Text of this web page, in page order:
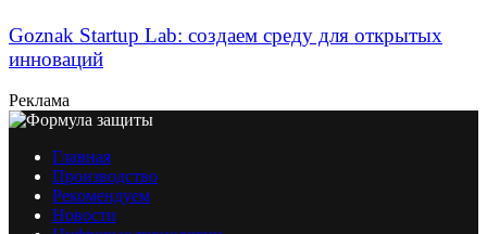
Goznak Startup Lab: создаем среду для открытых
инноваций
Реклама
Главная
Производство
Рекомендуем
Новости